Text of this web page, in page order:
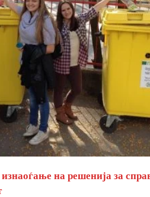
на решенија за